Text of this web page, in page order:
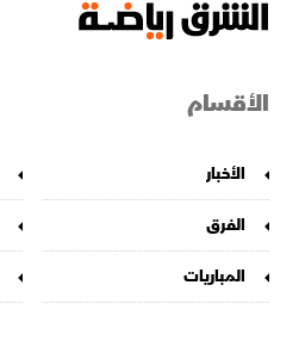
الأقسام
الأخبار
الفرق
المباريات